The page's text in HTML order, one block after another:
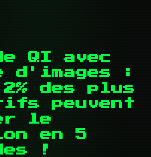
QI avec
d'images :
des plus
peuvent
le
en 5
!